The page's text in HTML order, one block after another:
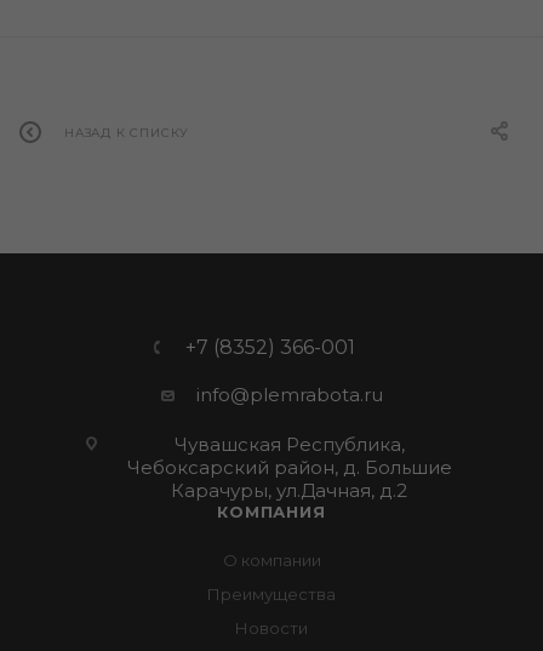
НАЗАД К СПИСКУ
+7 (8352) 366-001
info@plemrabota.ru
Чувашская Республика,
Чебоксарский район, д. Большие
Карачуры, ул.Дачная, д.2
КОМПАНИЯ
О компании
Преимущества
Новости